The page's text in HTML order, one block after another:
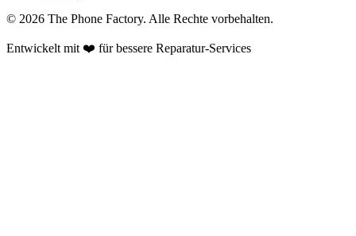
© 2026 The Phone Factory. Alle Rechte vorbehalten.
Entwickelt mit ❤️ für bessere Reparatur-Services